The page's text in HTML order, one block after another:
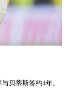
贝蒂斯签约4年。